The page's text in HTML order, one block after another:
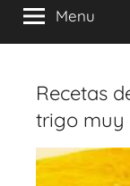
Menu
Recetas
trigo muy